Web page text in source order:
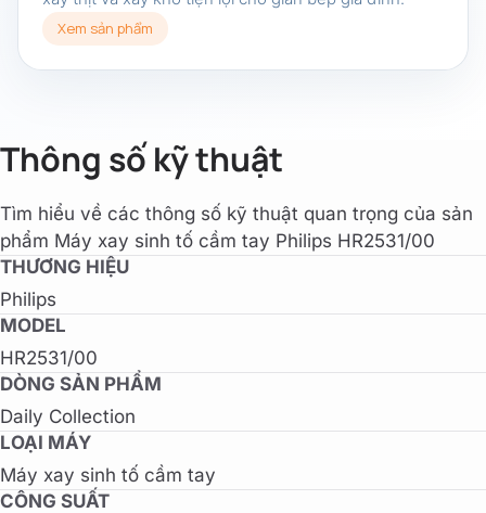
Xem sản phẩm
Thông số kỹ thuật
Tìm hiểu về các thông số kỹ thuật quan trọng của sản
phẩm Máy xay sinh tố cầm tay Philips HR2531/00
THƯƠNG HIỆU
Philips
MODEL
HR2531/00
DÒNG SẢN PHẨM
Daily Collection
LOẠI MÁY
Máy xay sinh tố cầm tay
CÔNG SUẤT